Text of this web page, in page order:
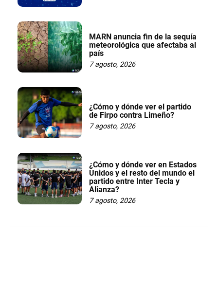
MARN anuncia fin de la sequía
meteorológica que afectaba al
país
7 agosto, 2026
¿Cómo y dónde ver el partido
de Firpo contra Limeño?
7 agosto, 2026
¿Cómo y dónde ver en Estados
Unidos y el resto del mundo el
partido entre Inter Tecla y
Alianza?
7 agosto, 2026